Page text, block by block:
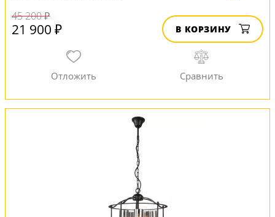
45 200 ₽
21 900 ₽ В КОРЗИНУ